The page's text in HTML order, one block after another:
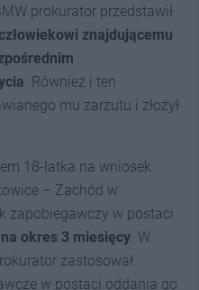
prokurator przedstawił
znajdującemu
. Również i ten
mu zarzutu i złożył
18-latka na wniosek
– Zachód w
zapobiegawczy w postaci
okres 3 miesięcy. W
zastosował
w postaci oddania go